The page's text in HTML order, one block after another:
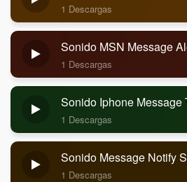
1 Descargas
Sonido MSN Message
1 Descargas
Sonido Iphone Message
1 Descargas
Sonido Message Notify
1 Descargas